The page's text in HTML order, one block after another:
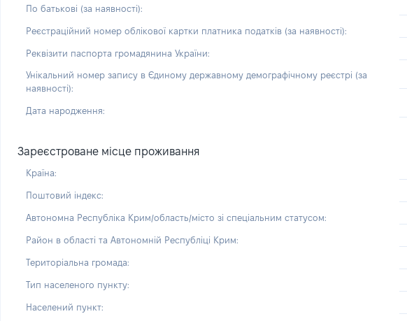
По батькові (за наявності):
Реєстраційний номер облікової картки платника податків (за наявності):
Реквізити паспорта громадянина України:
Унікальний номер запису в Єдиному державному демографічному реєстрі (за
наявності):
Дата народження:
Зареєстроване місце проживання
Країна:
Поштовий індекс:
Автономна Республіка Крим/область/місто зі спеціальним статусом:
Район в області та Автономній Республіці Крим:
Територіальна громада:
Тип населеного пункту:
Населений пункт: